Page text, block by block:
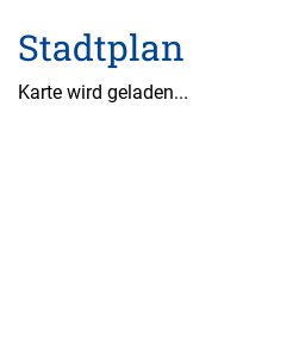
Stadtplan
Karte wird geladen...